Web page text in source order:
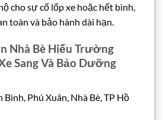
cho sự cố lốp xe hoặc hết bình,
toàn và bảo hành dài hạn.
Nhà Bè Hiếu Trường
Sang Và Bảo Dưỡng
Phú Xuân, Nhà Bè, TP Hồ